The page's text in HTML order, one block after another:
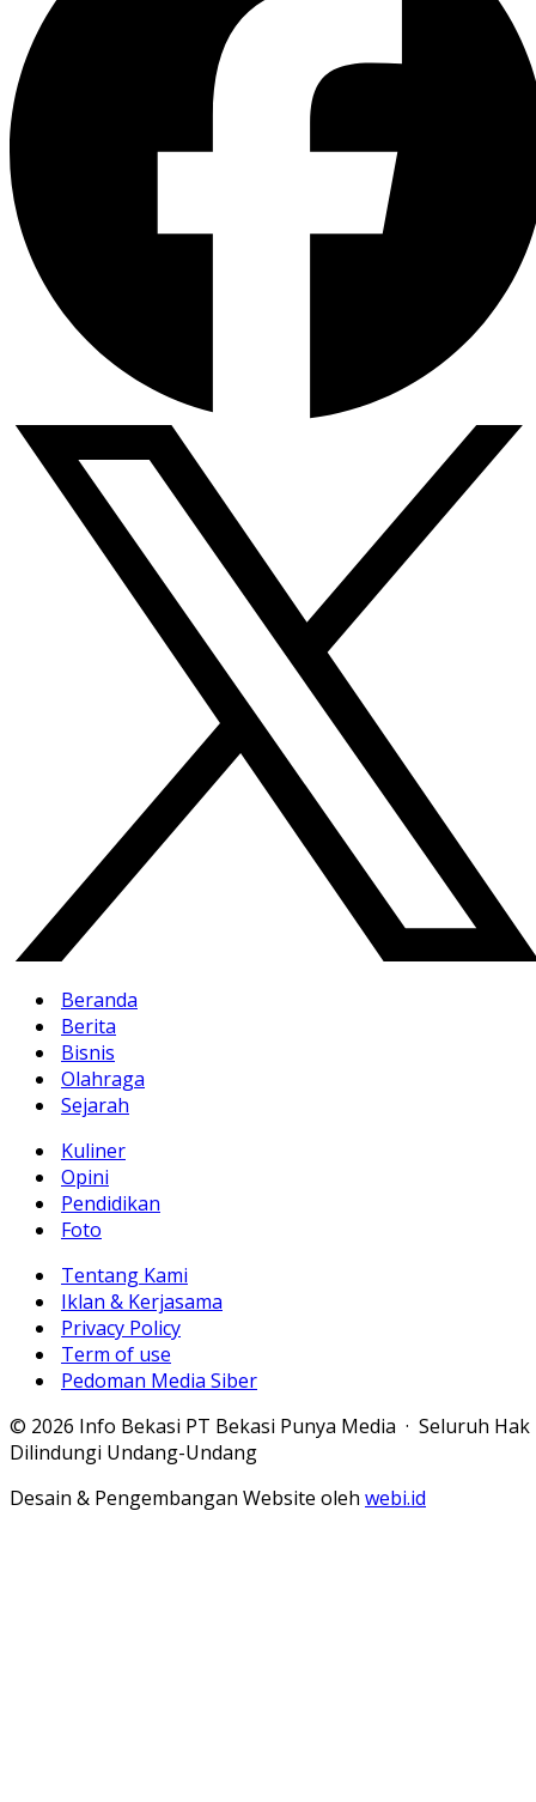
Beranda
Berita
Bisnis
Olahraga
Sejarah
Kuliner
Opini
Pendidikan
Foto
Tentang Kami
Iklan & Kerjasama
Privacy Policy
Term of use
Pedoman Media Siber
© 2026 Info Bekasi PT Bekasi Punya Media · Seluruh Hak
Dilindungi Undang-Undang
Desain & Pengembangan Website oleh webi.id